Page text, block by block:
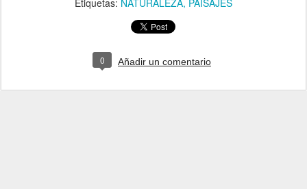
Etiquetas: NATURALEZA PAISAJES
0 Añadir un comentario